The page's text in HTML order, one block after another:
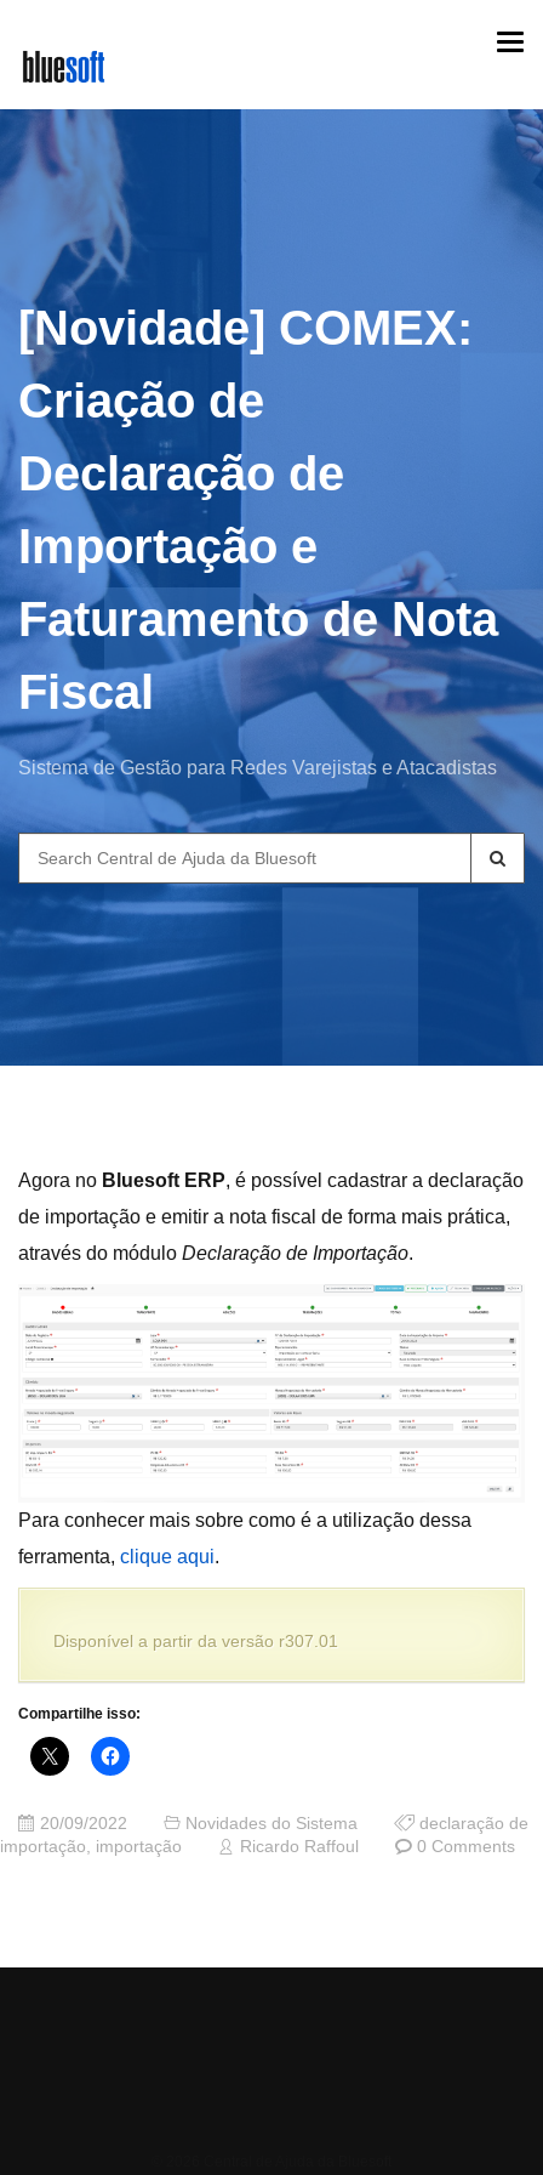
main
content
[Novidade] COMEX:
Criação de
Declaração de
Importação e
Faturamento de Nota
Fiscal
Sistema de Gestão para Redes Varejistas e Atacadistas
Search
for:
Agora no Bluesoft ERP, é possível cadastrar a declaração
de importação e emitir a nota fiscal de forma mais prática,
através do módulo Declaração de Importação.
Para conhecer mais sobre como é a utilização dessa
ferramenta, clique aqui.
Disponível a partir da versão r307.01
Compartilhe isso:
20/09/2022 Novidades do Sistema
declaração de
importação, importação Ricardo Raffoul 0 Comments